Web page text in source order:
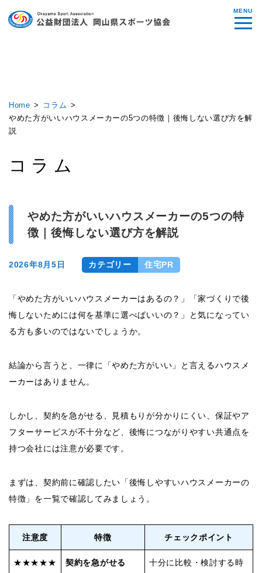
MENU
Home
コラム
やめた方がいいハウスメーカーの5つの特徴｜後悔しない選び方を解
説
コラム
やめた方がいいハウスメーカーの5つの特
徴｜後悔しない選び方を解説
2026年8月5日 カテゴリー 住宅PR
「やめた方がいいハウスメーカーはあるの？」「家づくりで後
悔しないためには何を基準に選べばいいの？」と気になってい
る方も多いのではないでしょうか。
結論から言うと、一律に「やめた方がいい」と言えるハウスメ
ーカーはありません。
しかし、契約を急がせる、見積もりが分かりにくい、保証やア
フターサービスが不十分など、後悔につながりやすい共通点を
持つ会社には注意が必要です。
まずは、契約前に確認したい「後悔しやすいハウスメーカーの
特徴」を一覧で確認してみましょう。
注意度 特徴 チェックポイント
★★★★★ 契約を急がせる
十分に比較・検討する時